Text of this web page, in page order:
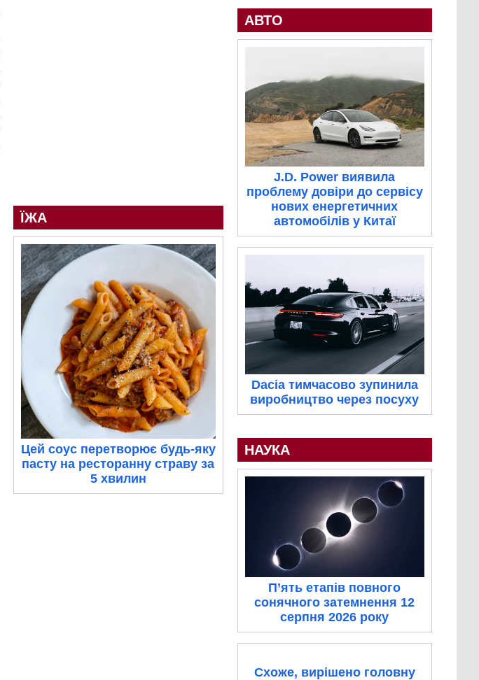
ЇЖА
Цей соус перетворює будь-яку
пасту на ресторанну страву за
5 хвилин
АВТО
J.D. Power виявила
проблему довіри до сервісу
нових енергетичних
автомобілів у Китаї
Dacia тимчасово зупинила
виробництво через посуху
НАУКА
П’ять етапів повного
сонячного затемнення 12
серпня 2026 року
Схоже, вирішено головну